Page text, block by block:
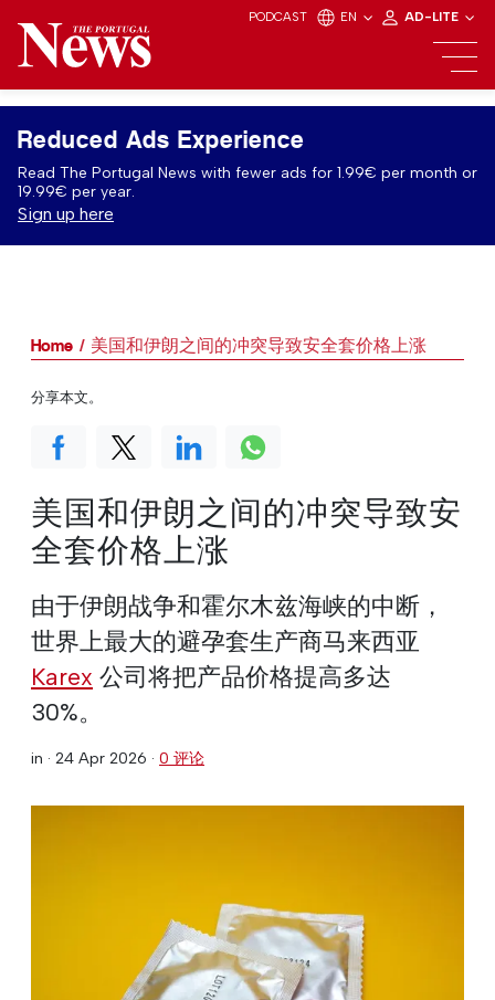
PODCAST EN AD-LITE
Reduced Ads Experience
Read The Portugal News with fewer ads for 1.99€ per month or
19.99€ per year.
Sign up here
Home 美国和伊朗之间的冲突导致安全套价格上涨
美国和伊朗之间的冲突导致安
全套价格上涨
由于伊朗战争和霍尔木兹海峡的中断，
世界上最大的避孕套生产商马来西亚
Karex 公司将把产品价格提高多达
30%。
in · 24 Apr 2026 · 0 评论
分享本文。